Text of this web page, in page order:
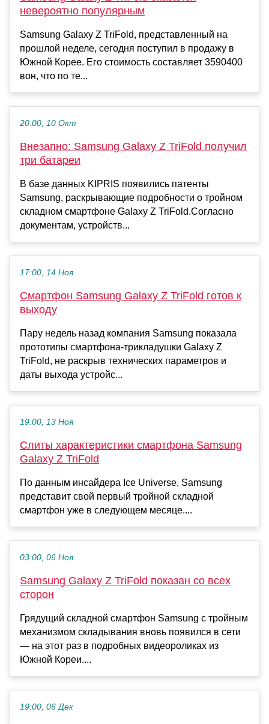
невероятно популярным
Samsung Galaxy Z TriFold, представленный на
прошлой неделе, сегодня поступил в продажу в
Южной Корее. Его стоимость составляет 3590400
вон, что по те...
20:00, 10 Окт
Внезапно: Samsung Galaxy Z TriFold получил
три батареи
В базе данных KIPRIS появились патенты
Samsung, раскрывающие подробности о тройном
складном смартфоне Galaxy Z TriFold.Согласно
документам, устройств...
17:00, 14 Ноя
Смартфон Samsung Galaxy Z TriFold готов к
выходу
Пару недель назад компания Samsung показала
прототипы смартфона-трикладушки Galaxy Z
TriFold, не раскрыв технических параметров и
даты выхода устройс...
19:00, 13 Ноя
Слиты характеристики смартфона Samsung
Galaxy Z TriFold
По данным инсайдера Ice Universe, Samsung
представит свой первый тройной складной
смартфон уже в следующем месяце....
03:00, 06 Ноя
Samsung Galaxy Z TriFold показан со всех
сторон
Грядущий складной смартфон Samsung с тройным
механизмом складывания вновь появился в сети
— на этот раз в подробных видеороликах из
Южной Кореи....
19:00, 06 Дек